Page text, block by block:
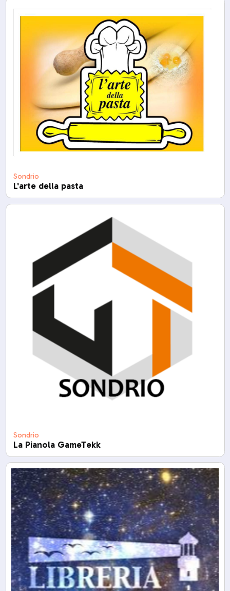
Sondrio
L'arte della pasta
Sondrio
La Pianola GameTekk